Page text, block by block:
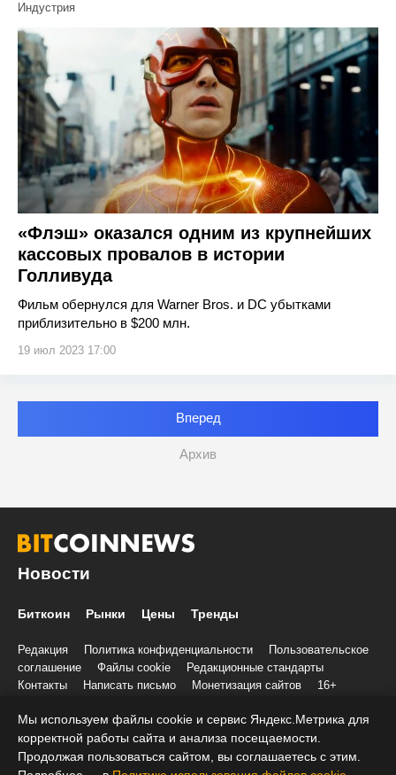
Индустрия
«Флэш» оказался одним из крупнейших
кассовых провалов в истории
Голливуда
Фильм обернулся для Warner Bros. и DC убытками
приблизительно в $200 млн.
19 июл 2023 17:00
Вперед
Архив
Новости
Биткоин Рынки Цены Тренды
Редакция Политика конфиденциальности
Пользовательское
соглашение
Файлы cookie
Редакционные стандарты
Контакты
Написать письмо Монетизация сайтов 16+
© 2020-2026 Все права и материалы принадлежат «БиткоинНьюс»
Учредитель и редакция: ООО «Трафик», ИНН 7813175200, ОГРН
1027806866724, 197022, г. Санкт-Петербург, ул. Льва Толстого, д.
1–3, литер А, помещение 40-Н, комната 12
Мы используем файлы cookie и сервис Яндекс.Метрика для
корректной работы сайта и анализа посещаемости.
Продолжая пользоваться сайтом, вы соглашаетесь с этим.